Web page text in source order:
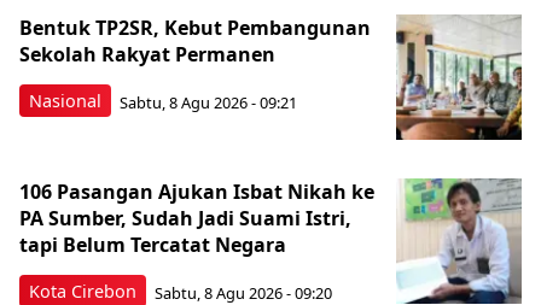
Nasional
Bentuk TP2SR, Kebut Pembangunan
Sekolah Rakyat Permanen
Sabtu, 8 Agu 2026 - 09:21
Kota Cirebon
106 Pasangan Ajukan Isbat Nikah ke
PA Sumber, Sudah Jadi Suami Istri,
tapi Belum Tercatat Negara
Sabtu, 8 Agu 2026 - 09:20